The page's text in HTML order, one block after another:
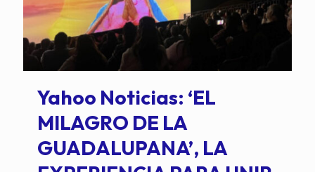
Yahoo Noticias: ‘EL
MILAGRO DE LA
GUADALUPANA’, LA